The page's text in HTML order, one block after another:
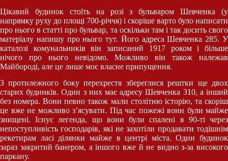
Цікавий будинок стоїть на розі з бульваром Шевченка (у
напрямку руху до площі 700-річчя) і скоріше варто було написати
про нього в статті про бульвар, та оскільки там і так досить свого
матеріалу напишу про нього тут. Його адреса Шевченка 285. У
каталозі комунальників він записаний 1917 роком і більше
нічого про нього невідомо. Можливо він також належав
Майбороді, але це лише моє власне припущення.
З протилежного боку перехрестя збереглися рештки ще двох
старих будинків. Один з них має адресу Шевченка 310, а інший
без номера. Вони певно також мали столітню історію, та скоріш
це вже не можливо з’ясувати. Під час пожежі вони були майже
знищені. Існує легенда, що вони були спалені в 90-ті через
непоступливість господарів, які не захотіли продавати тодішнім
рекетирам ласі ділянки майже в центрі міста. Один будинок
зараз закритий банером, а іншого вже й не видно з-за високого
паркану.